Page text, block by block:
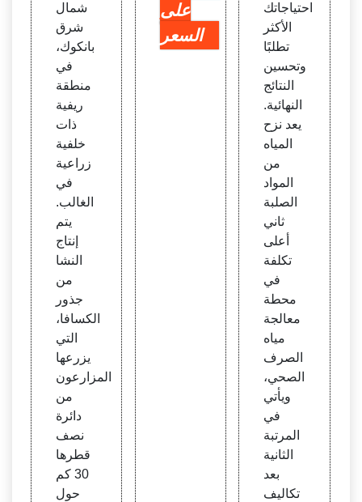
شمال
شرق
بانكوك،
في
منطقة
ريفية
ذات
خلفية
زراعية
في
الغالب.
يتم
إنتاج
النشا
من
جذور
الكسافا،
التي
يزرعها
المزارعون
من
دائرة
نصف
قطرها
30 كم
حول
على
السعر
احتياجاتك
الأكثر
تطلبًا
وتحسين
النتائج
النهائية.
يعد نزح
المياه
من
المواد
الصلبة
ثاني
أعلى
تكلفة
في
محطة
معالجة
مياه
الصرف
الصحي،
ويأتي
في
المرتبة
الثانية
بعد
تكاليف